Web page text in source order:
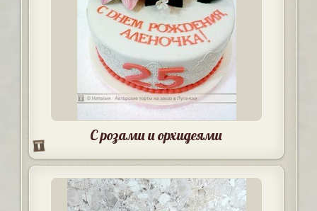
С розами и орхидеями